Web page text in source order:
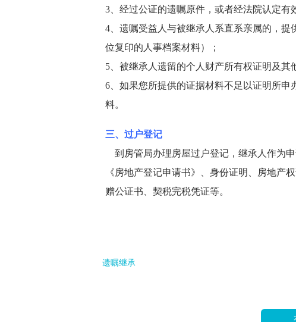
3、经过公证的遗嘱原件，或者经法院认定有
4、遗嘱受益人与被继承人系直系亲属的，
位复印的人事档案材料）；
5、被继承人遗留的个人财产所有权证明及其
6、如果您所提供的证据材料不足以证明所
料。
三、过户登记
到房管局办理房屋过户登记，继承人作为申
《房地产登记申请书》、身份证明、房地产
赠公证书、契税完税凭证等。
遗嘱继承